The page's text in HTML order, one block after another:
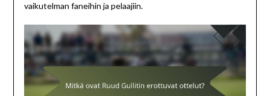
vaikutelman faneihin ja pelaajiin.